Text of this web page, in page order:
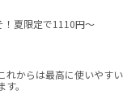
！夏限定で1110円～
れからは最高に使いやすい
。